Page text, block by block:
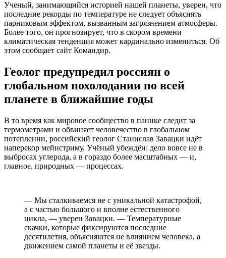
Ученый, занимающийся историей нашей планеты, уверен, что
последние рекорды по температуре не следует объяснять
парниковым эффектом, вызванным загрязнением атмосферы.
Более того, он прогнозирует, что в скором времени
климатическая тенденция может кардинально измениться. Об
этом сообщает сайт Командир.
Геолог предупредил россиян о
глобальном похолодании по всей
планете в ближайшие годы
В то время как мировое сообщество в панике следит за
термометрами и обвиняет человечество в глобальном
потеплении, российский геолог Станислав Завацки идёт
наперекор мейнстриму. Учёный убеждён: дело вовсе не в
выбросах углерода, а в гораздо более масштабных — и,
главное, природных — процессах.
— Мы сталкиваемся не с уникальной катастрофой,
а с частью большого и вполне естественного
цикла, — уверен Завацки. — Температурные
скачки, которые фиксируются последние
десятилетия, объясняются не влиянием человека, а
движением самой планеты и её звезды.